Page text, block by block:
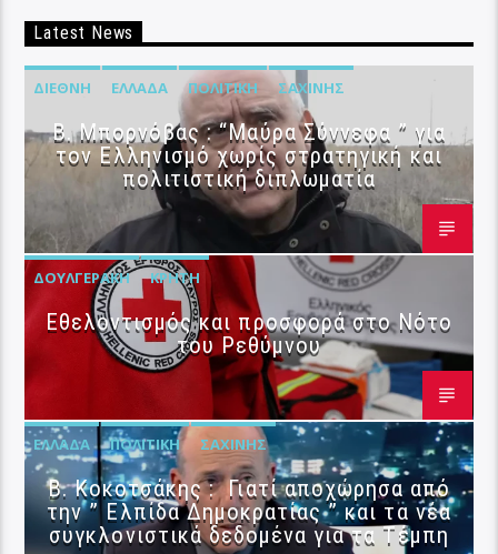
Latest News
ΔΙΕΘΝΉ ΕΛΛΆΔΑ ΠΟΛΙΤΙΚΉ ΣΑΧΊΝΗΣ
B. Μπορνόβας : “Μαύρα Σύννεφα ” για
τον Ελληνισμό χωρίς στρατηγική και
πολιτιστική διπλωματία
ΔΟΥΛΓΕΡΆΚΗ ΚΡΉΤΗ
Εθελοντισμός και προσφορά στο Νότο
του Ρεθύμνου
ΕΛΛΆΔΑ ΠΟΛΙΤΙΚΉ ΣΑΧΊΝΗΣ
Β. Κοκοτσάκης : Γιατί αποχώρησα από
την ” Ελπίδα Δημοκρατίας ” και τα νέα
συγκλονιστικά δεδομένα για τα Τέμπη